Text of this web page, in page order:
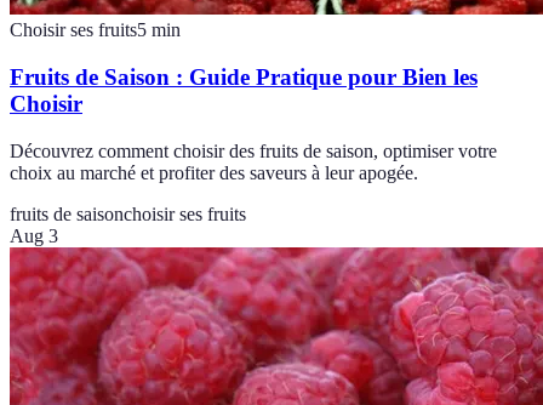
Choisir ses fruits5 min
Fruits de Saison : Guide Pratique pour Bien les
Choisir
Découvrez comment choisir des fruits de saison, optimiser votre
choix au marché et profiter des saveurs à leur apogée.
fruits de saisonchoisir ses fruits
Aug 3